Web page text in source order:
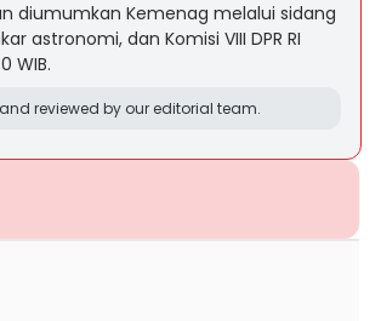
diumumkan Kemenag melalui sidang
astronomi, dan Komisi VIII DPR RI
WIB.
reviewed by our editorial team.